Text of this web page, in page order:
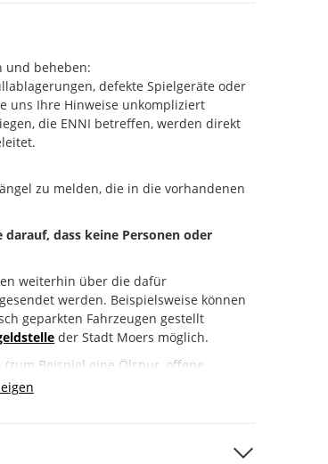
und beheben:
defekte Spielgeräte oder
uns Ihre Hinweise unkompliziert
die ENNI betreffen, werden direkt
zu melden, die in die vorhandenen
dass keine Personen oder
weiterhin über die dafür
werden. Beispielsweise können
geparkten Fahrzeugen gestellt
der Stadt Moers möglich.
Beispiel eine Ölspur, offene
bitte unbedingt direkt an die Polizei